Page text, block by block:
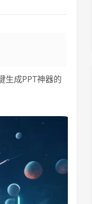
生成PPT神器的